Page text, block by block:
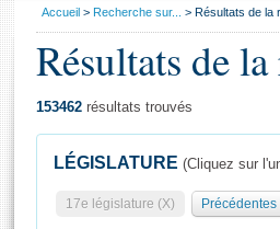
Général
Vous
Accueil Recherche sur... Résultats de la
Résultats de
153462 résultats trouvés
LÉGISLATURE (Cliquez sur
17e législature (X)